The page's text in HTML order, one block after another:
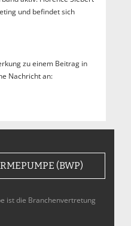
und befindet sich
zu einem Beitrag in
Nachricht an:
(BWP)
ist die Branchenvertretung